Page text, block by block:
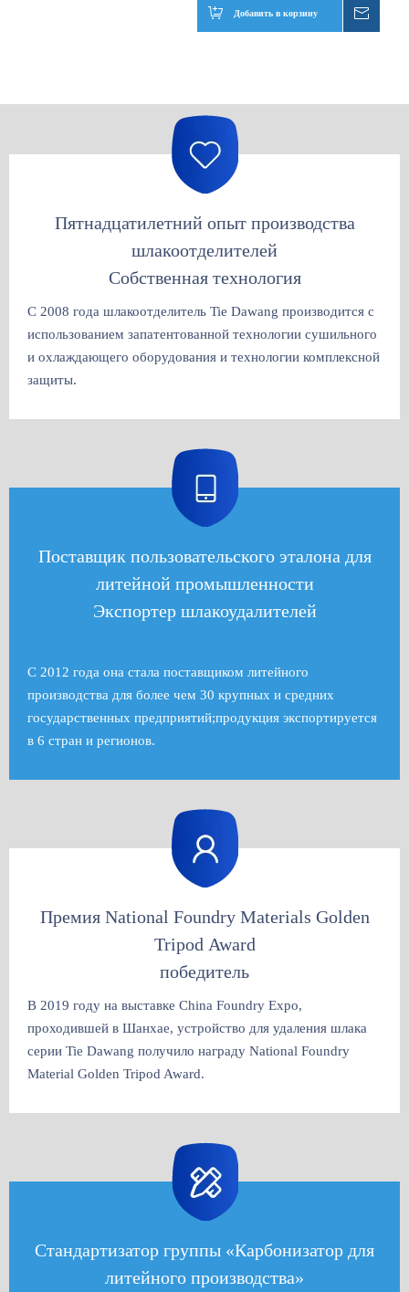
Добавить в корзину
Пятнадцатилетний опыт производства
шлакоотделителей
Собственная технология
С 2008 года шлакоотделитель Tie Dawang производится с
использованием запатентованной технологии сушильного
и охлаждающего оборудования и технологии комплексной
защиты.
Поставщик пользовательского эталона для
литейной промышленности
Экспортер шлакоудалителей
С 2012 года она стала поставщиком литейного
производства для более чем 30 крупных и средних
государственных предприятий;продукция экспортируется
в 6 стран и регионов.
Премия National Foundry Materials Golden
Tripod Award
победитель
В 2019 году на выставке China Foundry Expo,
проходившей в Шанхае, устройство для удаления шлака
серии Tie Dawang получило награду National Foundry
Material Golden Tripod Award.
Стандартизатор группы «Карбонизатор для
литейного производства»